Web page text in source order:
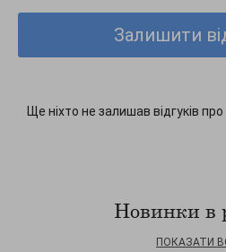
Випускається у розмірі 36-38 євро.
Залишити
Ще ніхто не залишав відгуків
Новинки в
ПОКАЗАТИ